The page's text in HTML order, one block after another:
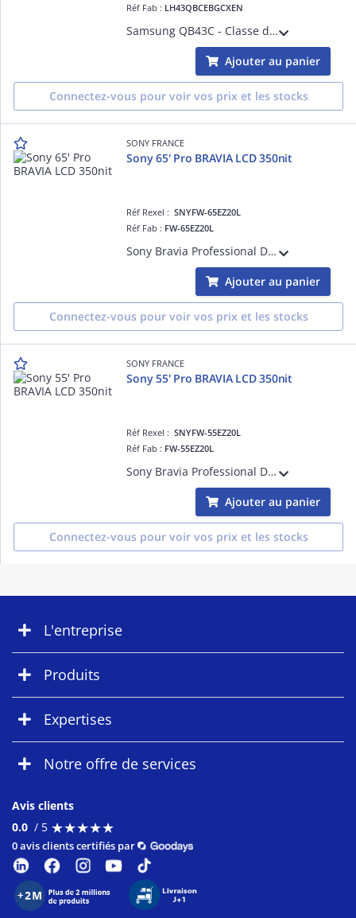
Réf Fab : LH43QBCEBGCXEN
Samsung QB43C - Classe de diagonale 43' QBC Series écran LCD rétro-éclairé par LED - signalisation numérique - Tizen OS - 4K UHD (2160p) 3840 x 2160
Ajouter au panier
Connectez-vous pour voir vos prix et les stocks
SONY FRANCE
Sony 65' Pro BRAVIA LCD 350nit
Réf Rexel :SNYFW-65EZ20L
Réf Fab : FW-65EZ20L
Sony Bravia Professional Displays FW-65EZ20L - Classe de diagonale 65' EZ20L Series écran LCD rétro-éclairé par LED - signalisation numérique - Android TV - 4K UHD (2160p) 3840 x 2160 - HDR - Direct LED - noir hairline
Ajouter au panier
Connectez-vous pour voir vos prix et les stocks
SONY FRANCE
Sony 55' Pro BRAVIA LCD 350nit
Réf Rexel :SNYFW-55EZ20L
Réf Fab : FW-55EZ20L
Sony Bravia Professional Displays FW-55EZ20L - Classe de diagonale 55' EZ20L Series écran LCD rétro-éclairé par LED - signalisation numérique - Android TV - 4K UHD (2160p) 3840 x 2160 - HDR - Direct LED - noir de jais
Ajouter au panier
Connectez-vous pour voir vos prix et les stocks
L'entreprise
Produits
Expertises
Notre offre de services
Avis clients
0.0 / 5 ★★★★★
★★★★★
0 avis clients certifiés par